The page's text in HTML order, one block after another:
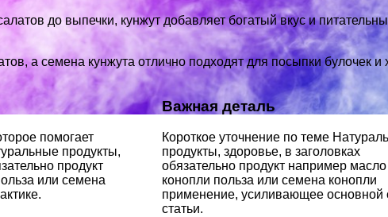
до выпечки, кунжут добавляет богатый вкус и
а семена кунжута отлично подходят для посыпки булочек и
помогает
продукты,
продукт
или семена
Важная деталь
Короткое уточнение по теме
продукты, здоровье, в заголовках
обязательно продукт например масло
конопли польза или семена конопли
применение, усиливающее основной
статьи.